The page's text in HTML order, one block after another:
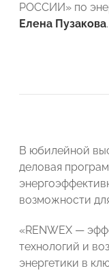
РОССИИ» по
Елена Пузакова.
В юбилейной
деловая
возможности
«RENWEX —
технологий и
энергетики в